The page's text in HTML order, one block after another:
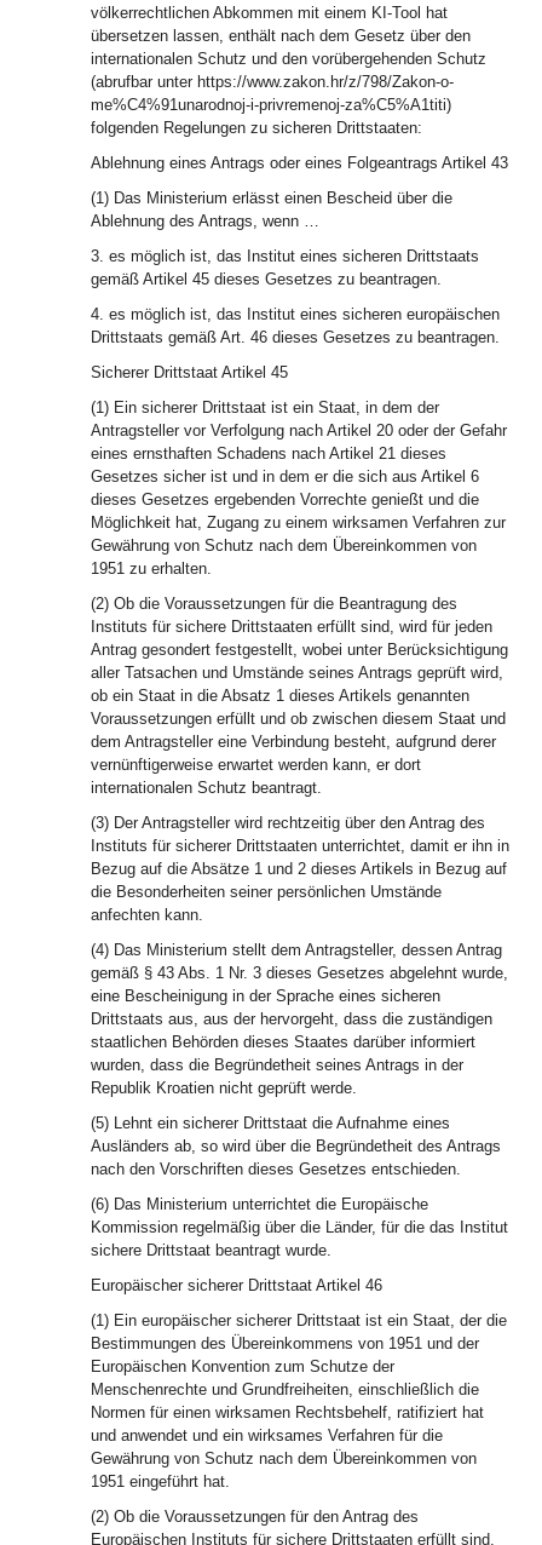
völkerrechtlichen Abkommen mit einem KI-Tool hat
übersetzen lassen, enthält nach dem Gesetz über den
internationalen Schutz und den vorübergehenden Schutz
(abrufbar unter https://www.zakon.hr/z/798/Zakon-o-
me%C4%91unarodnoj-i-privremenoj-za%C5%A1titi)
folgenden Regelungen zu sicheren Drittstaaten:
Ablehnung eines Antrags oder eines Folgeantrags Artikel 43
(1) Das Ministerium erlässt einen Bescheid über die
Ablehnung des Antrags, wenn …
3. es möglich ist, das Institut eines sicheren Drittstaats
gemäß Artikel 45 dieses Gesetzes zu beantragen.
4. es möglich ist, das Institut eines sicheren europäischen
Drittstaats gemäß Art. 46 dieses Gesetzes zu beantragen.
Sicherer Drittstaat Artikel 45
(1) Ein sicherer Drittstaat ist ein Staat, in dem der
Antragsteller vor Verfolgung nach Artikel 20 oder der Gefahr
eines ernsthaften Schadens nach Artikel 21 dieses
Gesetzes sicher ist und in dem er die sich aus Artikel 6
dieses Gesetzes ergebenden Vorrechte genießt und die
Möglichkeit hat, Zugang zu einem wirksamen Verfahren zur
Gewährung von Schutz nach dem Übereinkommen von
1951 zu erhalten.
(2) Ob die Voraussetzungen für die Beantragung des
Instituts für sichere Drittstaaten erfüllt sind, wird für jeden
Antrag gesondert festgestellt, wobei unter Berücksichtigung
aller Tatsachen und Umstände seines Antrags geprüft wird,
ob ein Staat in die Absatz 1 dieses Artikels genannten
Voraussetzungen erfüllt und ob zwischen diesem Staat und
dem Antragsteller eine Verbindung besteht, aufgrund derer
vernünftigerweise erwartet werden kann, er dort
internationalen Schutz beantragt.
(3) Der Antragsteller wird rechtzeitig über den Antrag des
Instituts für sicherer Drittstaaten unterrichtet, damit er ihn in
Bezug auf die Absätze 1 und 2 dieses Artikels in Bezug auf
die Besonderheiten seiner persönlichen Umstände
anfechten kann.
(4) Das Ministerium stellt dem Antragsteller, dessen Antrag
gemäß § 43 Abs. 1 Nr. 3 dieses Gesetzes abgelehnt wurde,
eine Bescheinigung in der Sprache eines sicheren
Drittstaats aus, aus der hervorgeht, dass die zuständigen
staatlichen Behörden dieses Staates darüber informiert
wurden, dass die Begründetheit seines Antrags in der
Republik Kroatien nicht geprüft werde.
(5) Lehnt ein sicherer Drittstaat die Aufnahme eines
Ausländers ab, so wird über die Begründetheit des Antrags
nach den Vorschriften dieses Gesetzes entschieden.
(6) Das Ministerium unterrichtet die Europäische
Kommission regelmäßig über die Länder, für die das Institut
sichere Drittstaat beantragt wurde.
Europäischer sicherer Drittstaat Artikel 46
(1) Ein europäischer sicherer Drittstaat ist ein Staat, der die
Bestimmungen des Übereinkommens von 1951 und der
Europäischen Konvention zum Schutze der
Menschenrechte und Grundfreiheiten, einschließlich die
Normen für einen wirksamen Rechtsbehelf, ratifiziert hat
und anwendet und ein wirksames Verfahren für die
Gewährung von Schutz nach dem Übereinkommen von
1951 eingeführt hat.
(2) Ob die Voraussetzungen für den Antrag des
Europäischen Instituts für sichere Drittstaaten erfüllt sind,